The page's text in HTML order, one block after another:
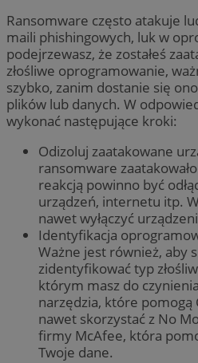
Ransomware często atakuje
maili phishingowych, luk w
podejrzewasz, że zostałeś
złośliwe oprogramowanie,
szybko, zanim dostanie się
plików lub danych. W
wykonać następujące kroki:
Odizoluj zaatakowane
ransomware
reakcją powinno być
urządzeń, internetu itp.
nawet wyłączyć
Identyfikacja
Ważne jest również, aby
zidentyfikować typ
którym masz do
narzędzia, które pomogą
nawet skorzystać z No
firmy McAfee, która
Twoje dane.